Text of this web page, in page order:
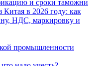
и сроки таможни
Китая в 2026 году: как
НДС, маркировку и
промышленности